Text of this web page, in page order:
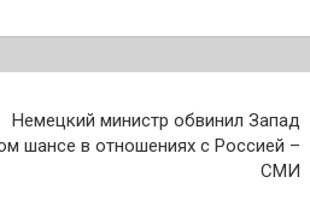
Немецкий министр обвинил Запад
шансе в отношениях с Россией –
СМИ